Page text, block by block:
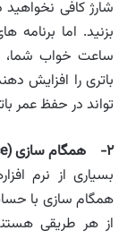
شارژ کافی
ساعت خواب شما،
تواند در حفظ عمر
۲- همگام سازی (
همگام سازی با حساب
از هر طریقی